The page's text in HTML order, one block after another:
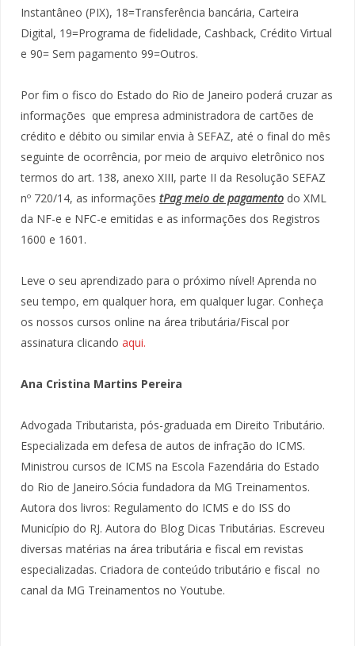
Instantâneo (PIX), 18=Transferência bancária, Carteira
Digital, 19=Programa de fidelidade, Cashback, Crédito Virtual
e 90= Sem pagamento 99=Outros.
Por fim o fisco do Estado do Rio de Janeiro poderá cruzar as
informações que empresa administradora de cartões de
crédito e débito ou similar envia à SEFAZ, até o final do mês
seguinte de ocorrência, por meio de arquivo eletrônico nos
termos do art. 138, anexo XIII, parte II da Resolução SEFAZ
nº 720/14, as informações tPag meio de pagamento do XML
da NF-e e NFC-e emitidas e as informações dos Registros
1600 e 1601.
Leve o seu aprendizado para o próximo nível! Aprenda no
seu tempo, em qualquer hora, em qualquer lugar. Conheça
os nossos cursos online na área tributária/Fiscal por
assinatura clicando aqui.
Ana Cristina Martins Pereira
Advogada Tributarista, pós-graduada em Direito Tributário.
Especializada em defesa de autos de infração do ICMS.
Ministrou cursos de ICMS na Escola Fazendária do Estado
do Rio de Janeiro.Sócia fundadora da MG Treinamentos.
Autora dos livros: Regulamento do ICMS e do ISS do
Município do RJ. Autora do Blog Dicas Tributárias. Escreveu
diversas matérias na área tributária e fiscal em revistas
especializadas. Criadora de conteúdo tributário e fiscal no
canal da MG Treinamentos no Youtube.